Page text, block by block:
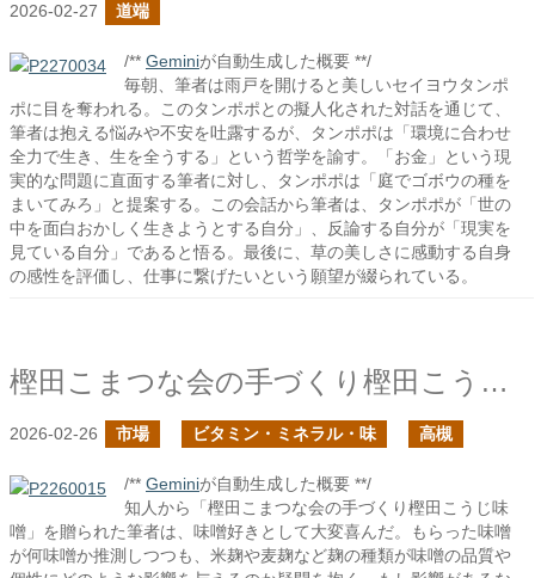
2026-02-27 道端
/** Geminiが自動生成した概要 **/
毎朝、筆者は雨戸を開けると美しいセイヨウタンポ
ポに目を奪われる。このタンポポとの擬人化された対話を通じて、
筆者は抱える悩みや不安を吐露するが、タンポポは「環境に合わせ
全力で生き、生を全うする」という哲学を諭す。「お金」という現
実的な問題に直面する筆者に対し、タンポポは「庭でゴボウの種を
まいてみろ」と提案する。この会話から筆者は、タンポポが「世の
中を面白おかしく生きようとする自分」、反論する自分が「現実を
見ている自分」であると悟る。最後に、草の美しさに感動する自身
の感性を評価し、仕事に繋げたいという願望が綴られている。
樫田こまつな会の手づくり樫田こうじ味噌を頂いた
2026-02-26 市場 ビタミン・ミネラル・味 高槻
/** Geminiが自動生成した概要 **/
知人から「樫田こまつな会の手づくり樫田こうじ味
噌」を贈られた筆者は、味噌好きとして大変喜んだ。もらった味噌
が何味噌か推測しつつも、米麹や麦麹など麹の種類が味噌の品質や